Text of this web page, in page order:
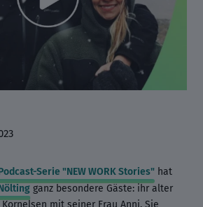
Serie "NEW WORK Stories" hat
ganz besondere Gäste: ihr alter
mit seiner Frau Anni. Sie